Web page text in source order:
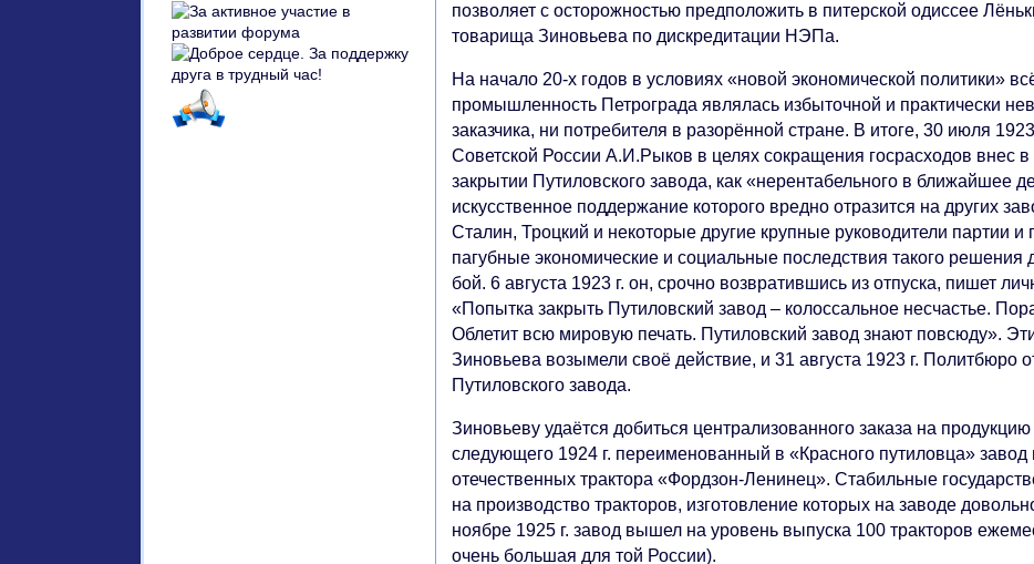
позволяет с осторожностью предположить в питерской одиссее
товарища Зиновьева по дискредитации НЭПа.
На начало 20-х годов в условиях «новой экономической политики»
промышленность Петрограда являлась избыточной и практически
заказчика, ни потребителя в разорённой стране. В итоге, 30 июля
Советской России А.И.Рыков в целях сокращения госрасходов
закрытии Путиловского завода, как «нерентабельного в ближайшее
искусственное поддержание которого вредно отразится на других
Сталин, Троцкий и некоторые другие крупные руководители партии и
пагубные экономические и социальные последствия такого решения
бой. 6 августа 1923 г. он, срочно возвратившись из отпуска, пишет
«Попытка закрыть Путиловский завод – колоссальное несчастье.
Облетит всю мировую печать. Путиловский завод знают повсюду».
Зиновьева возымели своё действие, и 31 августа 1923 г. Политбюро
Путиловского завода.
Зиновьеву удаётся добиться централизованного заказа на
следующего 1924 г. переименованный в «Красного путиловца»
отечественных трактора «Фордзон-Ленинец». Стабильные
на производство тракторов, изготовление которых на заводе
ноябре 1925 г. завод вышел на уровень выпуска 100 тракторов
очень большая для той России).